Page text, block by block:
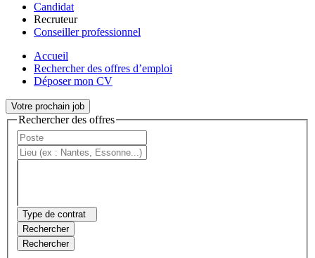
Candidat
Recruteur
Conseiller professionnel
Accueil
Rechercher des offres d’emploi
Déposer mon CV
Votre prochain job
Rechercher des offres
Type de contrat
Rechercher
Rechercher